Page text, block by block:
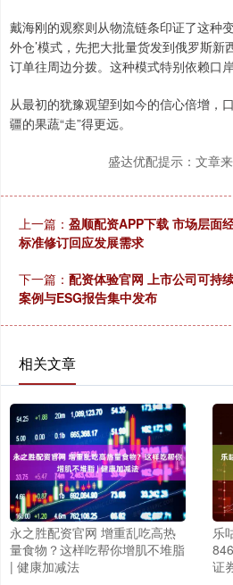
戴海刚的观察则从物流链条印证了这种
外仓’模式，先把大批量货发到俄罗斯
订单往周边分拨。这种模式特别依赖口
从最初的犹豫观望到如今的信心倍增，
疆的果蔬“走”得更远。
盛达优配提示：文章
上一篇： 盈顺配资APP下载 市场层面
标准修订回应发展需求
下一篇： 配资体验官网 上市公司可持
案例与ESG报告集中发布
相关文章
永之胜配资官网 增重乱吃高热
量食物？这样吃帮你增肌不堆脂
| 健康加减法
乐
证